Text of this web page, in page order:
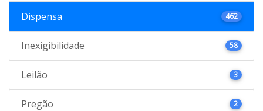
Dispensa 462
Inexigibilidade 58
Leilão 3
Pregão 2